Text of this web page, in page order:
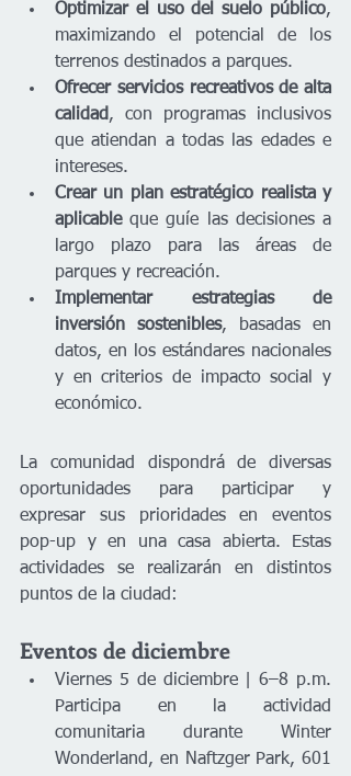
Optimizar el uso del suelo público,
maximizando el potencial de los
terrenos destinados a parques.
Ofrecer servicios recreativos de alta
calidad, con programas inclusivos
que atiendan a todas las edades e
intereses.
Crear un plan estratégico realista y
aplicable que guíe las decisiones a
largo plazo para las áreas de
parques y recreación.
Implementar estrategias de
inversión sostenibles, basadas en
datos, en los estándares nacionales
y en criterios de impacto social y
económico.
La comunidad dispondrá de diversas
oportunidades para participar y
expresar sus prioridades en eventos
pop-up y en una casa abierta. Estas
actividades se realizarán en distintos
puntos de la ciudad:
Eventos de diciembre
Viernes 5 de diciembre | 6–8 p.m.
Participa en la actividad
comunitaria durante Winter
Wonderland, en Naftzger Park, 601